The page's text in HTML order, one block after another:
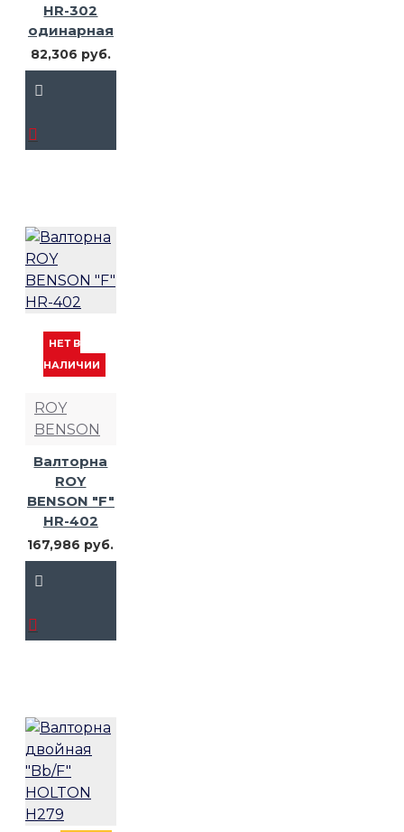
HR-302
одинарная
82,306 руб.
НЕТ В
НАЛИЧИИ
ROY
BENSON
Валторна
ROY
BENSON "F"
HR-402
167,986 руб.